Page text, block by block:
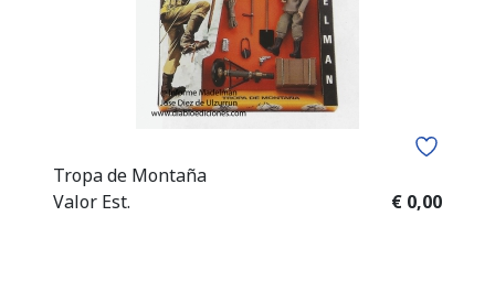
Tropa de Montaña
Valor Est.
€ 0,00